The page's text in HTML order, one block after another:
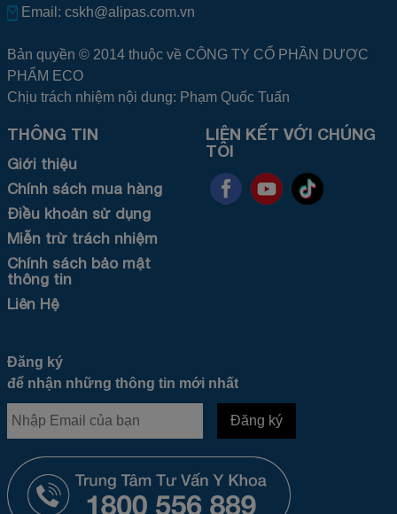
Email: cskh@alipas.com.vn
Bản quyền © 2014 thuộc về CÔNG TY CỔ PHẦN DƯỢC
PHẨM ECO
Chịu trách nhiệm nội dung: Phạm Quốc Tuấn
THÔNG TIN
Giới thiệu
Chính sách mua hàng
Điều khoản sử dụng
Miễn trừ trách nhiệm
Chính sách bảo mật
thông tin
Liên Hệ
LIÊN KẾT VỚI CHÚNG
TÔI
Đăng ký
để nhận những thông tin mới nhất